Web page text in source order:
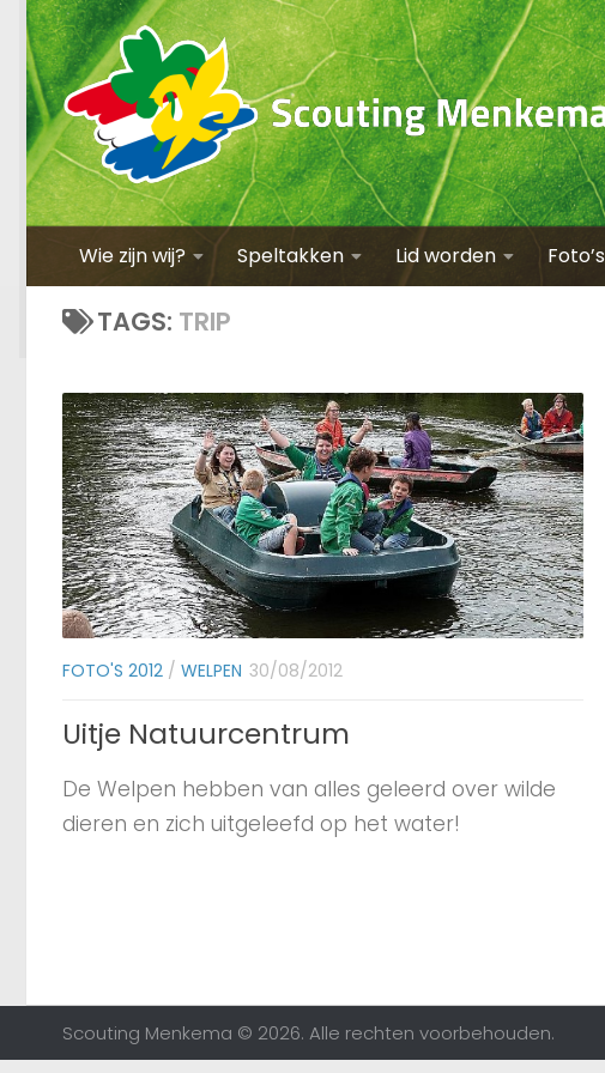
Wie zijn wij? Speltakken Lid worden Foto’s
TAGS: TRIP
FOTO'S 2012 / WELPEN 30/08/2012
Uitje Natuurcentrum
De Welpen hebben van alles geleerd over wilde
dieren en zich uitgeleefd op het water!
Scouting Menkema © 2026. Alle rechten voorbehouden.